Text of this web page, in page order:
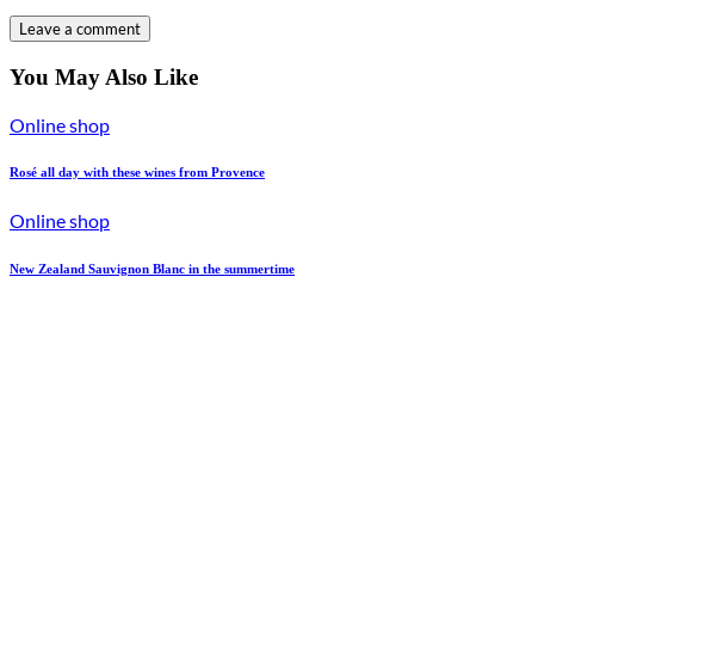
You May Also Like
Online shop
Rosé all day with these wines from Provence
Online shop
New Zealand Sauvignon Blanc in the summertime